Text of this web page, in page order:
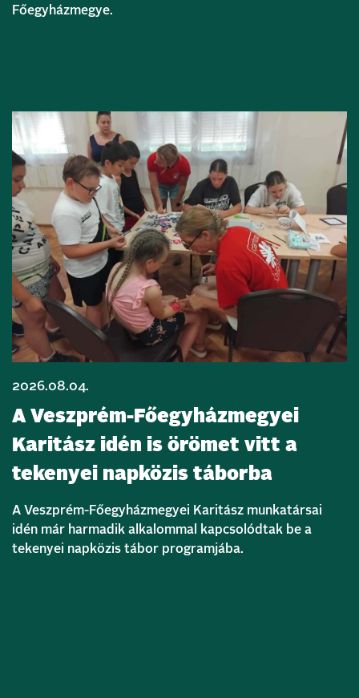
Főegyházmegye.
2026.08.04.
A Veszprém-Főegyházmegyei
Karitász idén is örömet vitt a
tekenyei napközis táborba
A Veszprém-Főegyházmegyei Karitász munkatársai
idén már harmadik alkalommal kapcsolódtak be a
tekenyei napközis tábor programjába.